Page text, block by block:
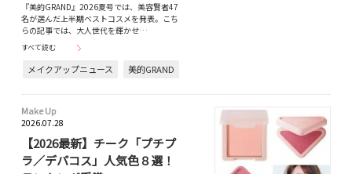
『美的GRAND』2026夏号では、美容賢者47
名が選んだ上半期ベストコスメを発表。こち
らの記事では、大人世代を輝かせ…
すべて読む
メイクアップニュース 美的GRAND
Make Up
2026.07.28
【2026最新】チーク「プチプ
ラ／デパコス」人気色８選！